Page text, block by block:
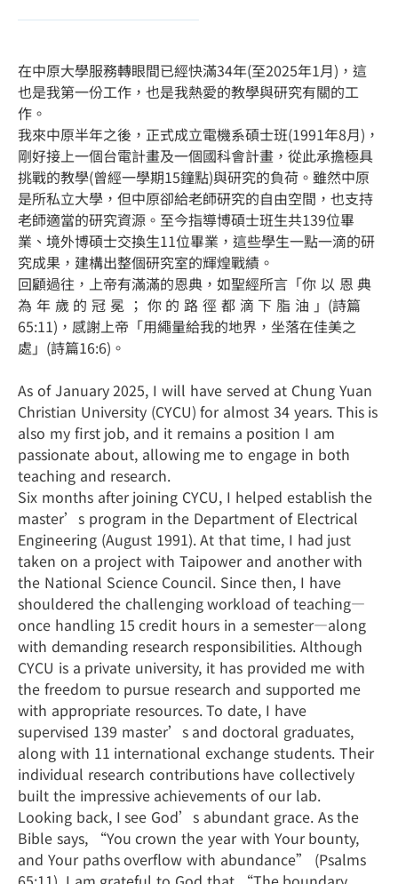
在中原大學服務轉眼間已經快滿34年(至2025年1月)，這
也是我第一份工作，也是我熱愛的教學與研究有關的工
作。
我來中原半年之後，正式成立電機系碩士班(1991年8月)，
剛好接上一個台電計畫及一個國科會計畫，從此承擔極具
挑戰的教學(曾經一學期15鐘點)與研究的負荷。雖然中原
是所私立大學，但中原卻給老師研究的自由空間，也支持
老師適當的研究資源。至今指導博碩士班生共139位畢
業、境外博碩士交換生11位畢業，這些學生一點一滴的研
究成果，建構出整個研究室的輝煌戰績。
回顧過往，上帝有滿滿的恩典，如聖經所言「你 以 恩 典
為 年 歲 的 冠 冕 ； 你 的 路 徑 都 滴 下 脂 油 」(詩篇
65:11)，感謝上帝「用繩量給我的地界，坐落在佳美之
處」(詩篇16:6)。
As of January 2025, I will have served at Chung Yuan
Christian University (CYCU) for almost 34 years. This is
also my first job, and it remains a position I am
passionate about, allowing me to engage in both
teaching and research.
Six months after joining CYCU, I helped establish the
master’s program in the Department of Electrical
Engineering (August 1991). At that time, I had just
taken on a project with Taipower and another with
the National Science Council. Since then, I have
shouldered the challenging workload of teaching—
once handling 15 credit hours in a semester—along
with demanding research responsibilities. Although
CYCU is a private university, it has provided me with
the freedom to pursue research and supported me
with appropriate resources. To date, I have
supervised 139 master’s and doctoral graduates,
along with 11 international exchange students. Their
individual research contributions have collectively
built the impressive achievements of our lab.
Looking back, I see God’s abundant grace. As the
Bible says, “You crown the year with Your bounty,
and Your paths overflow with abundance” (Psalms